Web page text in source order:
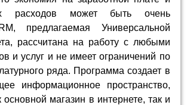
расходов может быть очень
предлагаемая Универсальной
рассчитана на работу с любыми
и услуг и не имеет ограничений по
ряда. Программа создает в
информационное пространство,
основной магазин в интернете, так и